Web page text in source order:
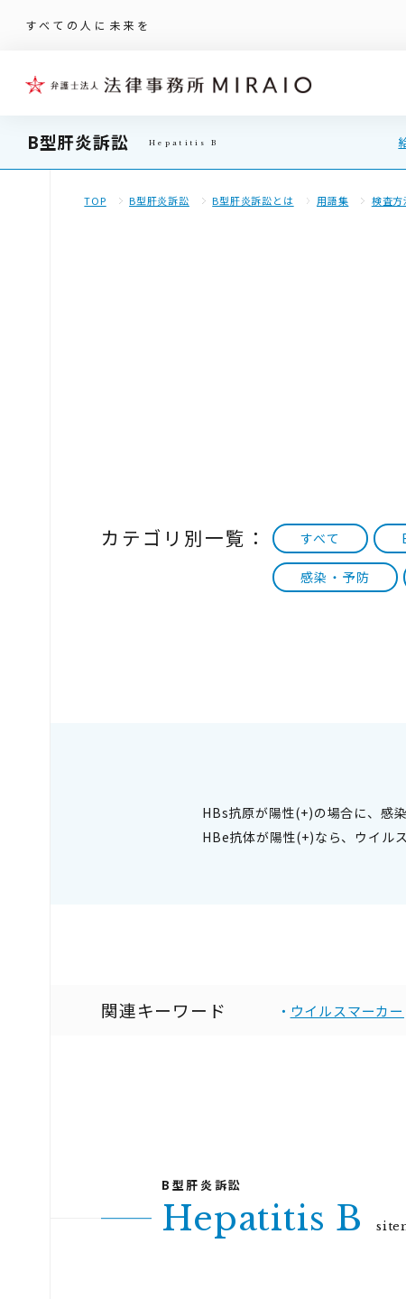
すべての人に未来を
B型肝炎訴訟
TOP B型肝炎訴訟 B型肝炎訴訟とは 用語集 検査方
カテゴリ別一覧： すべて
感染・予防
HBs抗原が陽性(+)の場合に、感
HBe抗体が陽性(+)なら、ウイル
関連キーワード ウイルスマーカー
Hepatitis B